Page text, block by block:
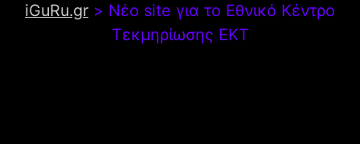
iGuRu.gr > Νέο site για το Εθνικό Κέντρο
Τεκμηρίωσης EKT